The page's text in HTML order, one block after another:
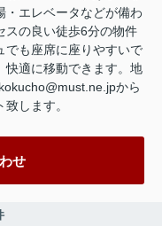
・エレベータなどが備わ
スの良い徒歩6分の物件
でも座席に座りやすいで
快適に移動できます。地
から
します。
せ